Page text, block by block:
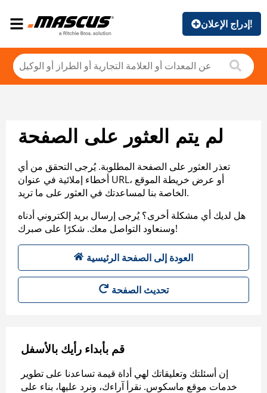
إدراج الإعلان!
لم يتم العثور على الصفحة
تعذر العثور على الصفحة المطلوبة. يُرجى التحقق من أي
أخطاء إملائية في عنوان URL، أو عرض خريطة الموقع
الخاصة بنا لمساعدتك في العثور على ما تريد.
هل لديك أي مشكلة أخرى؟ يُرجى إرسال بريد إلكتروني أدناه
وسنعاود التواصل معك. شكرًا على صبرك!
العودة إلى الصفحة الرئيسية
تحديث الصفحة
قم بأبداء رأيك بالأسفل
إن أسئلتك وتعليقاتك لهي أداة قيمة تساعدنا على تطوير
خدمات موقع ماسكوس. نقرأ آراءك، ونرد عليها، بناء على